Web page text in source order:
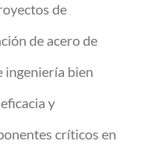
de
de acero de
ingeniería bien
y
críticos en